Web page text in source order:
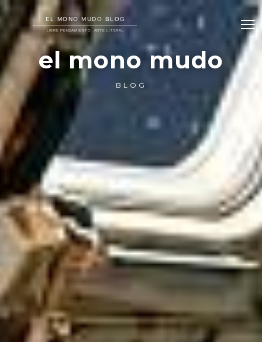
el mono mudo
BLOG